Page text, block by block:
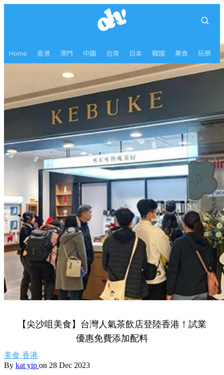
Home 香港 澳門 中國 台灣 日本 韓國 美食 玩樂
【尖沙咀美食】台灣人氣茶飲店登陸香港！試業
優惠免費添加配料
美食 香港
By kat yip on 28 Dec 2023